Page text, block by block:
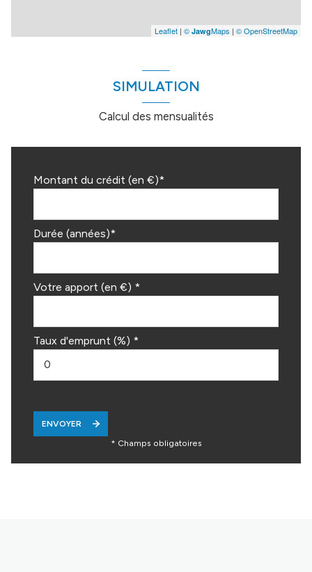
Leaflet | © JawgMaps | © OpenStreetMap
SIMULATION
Calcul des mensualités
Montant du crédit (en €)*
Durée (années)*
Votre apport (en €) *
Taux d'emprunt (%) *
ENVOYER
* Champs obligatoires